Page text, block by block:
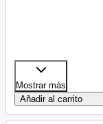
Mostrar más
Añadir al carrito